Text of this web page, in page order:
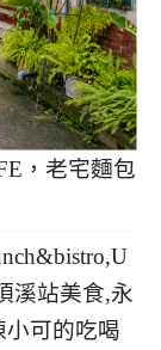
，老宅麵包